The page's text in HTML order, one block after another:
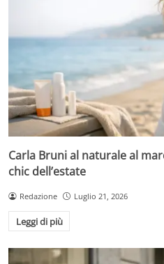
Carla Bruni al naturale al
chic dell’estate
Redazione Luglio 21, 2026
Leggi di più